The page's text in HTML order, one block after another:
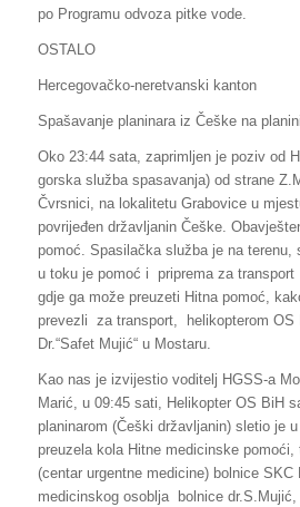
po Programu odvoza pitke vode.
OSTALO
Hercegovačko-neretvanski kanton
Spašavanje planinara iz Češke na
Oko 23:44 sata, zaprimljen je poziv od
gorska služba spasavanja) od strane
Čvrsnici, na lokalitetu Grabovice u
povrijeđen državljanin Češke.
pomoć. Spasilačka služba je na terenu,
u toku je pomoć i priprema za
gdje ga može preuzeti Hitna pomoć,
prevezli za transport, helikopterom
Dr.“Safet Mujić“ u Mostaru.
Kao nas je izvijestio voditelj HGSS-a
Marić, u 09:45 sati, Helikopter OS BiH
planinarom (Češki državljanin) sletio je
preuzela kola Hitne medicinske pomoći,
(centar urgentne medicine) bolnice SKC
medicinskog osoblja bolnice